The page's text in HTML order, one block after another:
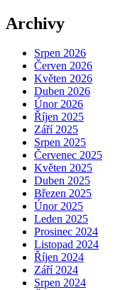
Archivy
Srpen 2026
Červen 2026
Květen 2026
Duben 2026
Únor 2026
Říjen 2025
Září 2025
Srpen 2025
Červenec 2025
Květen 2025
Duben 2025
Březen 2025
Únor 2025
Leden 2025
Prosinec 2024
Listopad 2024
Říjen 2024
Září 2024
Srpen 2024